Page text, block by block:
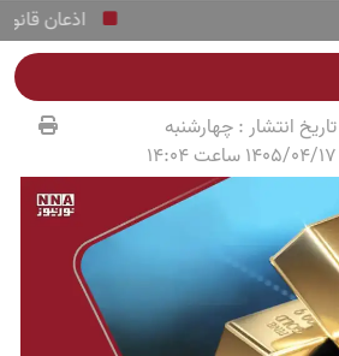
اذعان
تاریخ انتشار :چهارشنبه
1405/04/17 ساعت 14:04